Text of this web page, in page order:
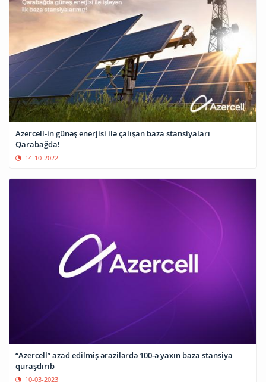
Azercell-in günəş enerjisi ilə çalışan baza stansiyaları
Qarabağda!
14-10-2022
“Azercell” azad edilmiş ərazilərdə 100-ə yaxın baza stansiya
quraşdırıb
10-03-2023